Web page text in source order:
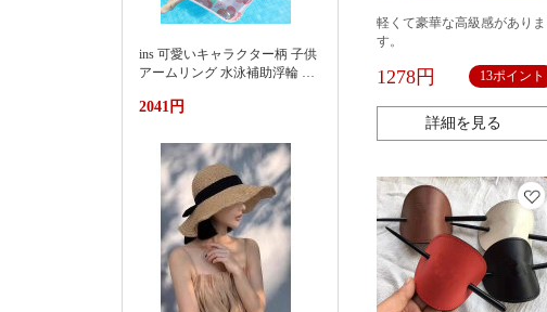
ins 可愛いキャラクター柄 子供
アームリング 水泳補助浮輪 プ
池遮阳蓬浮床充气浮排男女水
2041円
軽くて豪華な高級感がありま
す。
1278円 13ポイント
詳細を見る